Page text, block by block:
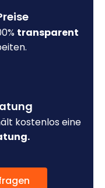
transparent
kostenlos eine